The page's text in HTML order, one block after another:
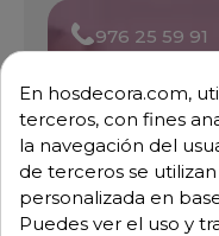
976 25 59 91
Pide
En hosdecora.com,
terceros, con fines
la navegación del
de terceros se
personalizada en
Puedes ver el uso y